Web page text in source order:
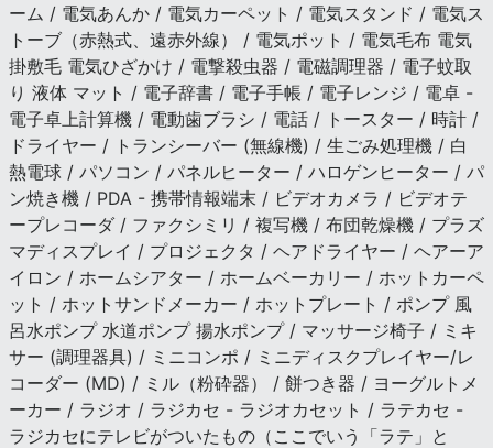
ーム / 電気あんか / 電気カーペット / 電気スタンド / 電気ス
トーブ（赤熱式、遠赤外線） / 電気ポット / 電気毛布 電気
掛敷毛 電気ひざかけ / 電撃殺虫器 / 電磁調理器 / 電子蚊取
り 液体 マット / 電子辞書 / 電子手帳 / 電子レンジ / 電卓 -
電子卓上計算機 / 電動歯ブラシ / 電話 / トースター / 時計 /
ドライヤー / トランシーバー (無線機) / 生ごみ処理機 / 白
熱電球 / パソコン / パネルヒーター / ハロゲンヒーター / パ
ン焼き機 / PDA - 携帯情報端末 / ビデオカメラ / ビデオテ
ープレコーダ / ファクシミリ / 複写機 / 布団乾燥機 / プラズ
マディスプレイ / プロジェクタ / ヘアドライヤー / ヘアーア
イロン / ホームシアター / ホームベーカリー / ホットカーペ
ット / ホットサンドメーカー / ホットプレート / ポンプ 風
呂水ポンプ 水道ポンプ 揚水ポンプ / マッサージ椅子 / ミキ
サー (調理器具) / ミニコンポ / ミニディスクプレイヤー/レ
コーダー (MD) / ミル（粉砕器） / 餅つき器 / ヨーグルトメ
ーカー / ラジオ / ラジカセ - ラジオカセット / ラテカセ -
ラジカセにテレビがついたもの（ここでいう「ラテ」と